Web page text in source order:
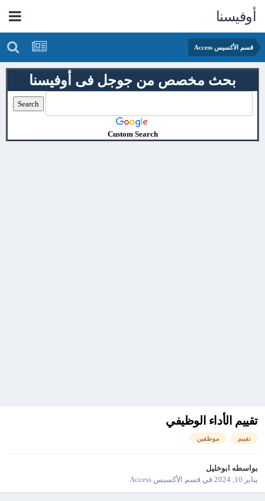
أوفيسنا
قسم الأكسيس Access
بحث مخصص من جوجل فى أوفيسنا
Custom Search
تقييم الأداء الوظيفي
تقييم موظفين
بواسطه ابوخليل
يناير 10, 2024
في قسم الأكسيس Access